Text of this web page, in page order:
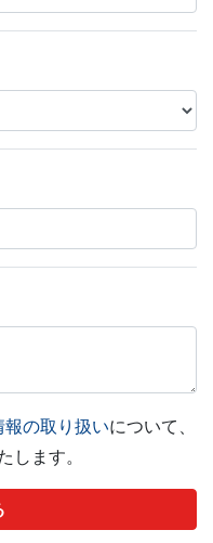
報の取り扱いについて、
します。